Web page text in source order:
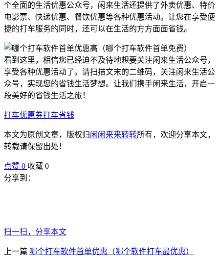
个全面的生活优惠公众号，闲来生活还提供了外卖优惠、特价
电影票、快递优惠、餐饮优惠等各种优惠活动。让您在享受便
捷的打车服务的同时，还可以在生活的方方面面省钱。
看到这里，相信您已经迫不及待地想要关注闲来生活公众号，
享受各种优惠活动了。请扫描文末的二维码，关注闲来生活公
众号，实现您的省钱生活梦想。让我们携手闲来生活，开启一
段美好的省钱生活之旅！
打车优惠券打车省钱
本文为原创文章，版权归闲闲来来转转所有，欢迎分享本文，
转载请保留出处！
点赞 0 收藏 0
分享到：
扫一扫，分享本文
上一篇 哪个打车软件首单优惠（哪个软件打车最优惠）